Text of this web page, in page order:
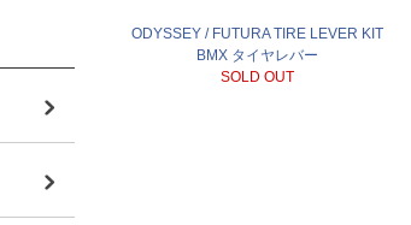
ODYSSEY / FUTURA TIRE LEVER KIT
BMX タイヤレバー
SOLD OUT